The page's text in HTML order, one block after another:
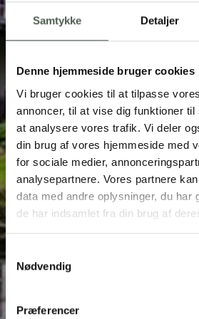
Samtykke Detaljer
Denne hjemmeside bruger cookies
Vi bruger cookies til at tilpasse
annoncer, til at vise dig funktioner
at analysere vores trafik. Vi deler
din brug af vores hjemmeside med
for sociale medier,
analysepartnere. Vores partnere
data med andre oplysninger, du har
de har indsamlet fra din brug af
Samtykkevalg
Nødvendig
Præferencer